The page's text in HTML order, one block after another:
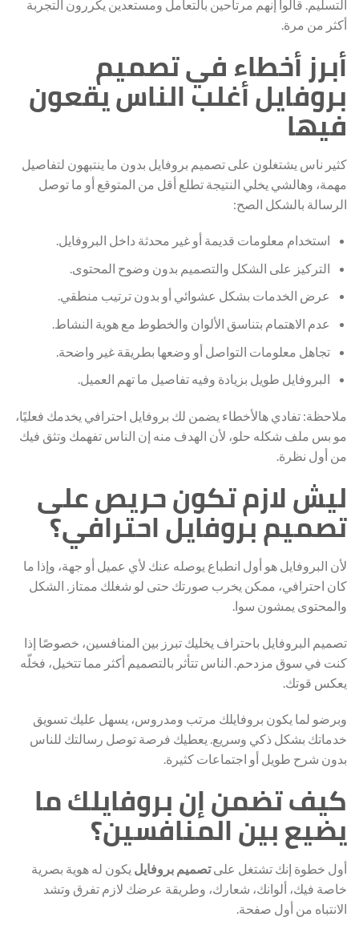
التسليم. قالوا إنهم مرتاحين بالتعامل ومستعدين يكررون التجربة
أكثر من مرة.
أبرز أخطاء في تصميم
بروفايل أغلب الناس يقعون
فيها
كثير ناس يشتغلون على تصميم بروفايل بدون ما ينتبهون لتفاصيل
مهمة، وهالشي يخلي النتيجة تطلع أقل من المتوقع أو ما توصل
الرسالة بالشكل الصح:
استخدام معلومات قديمة أو غير محدثة داخل البروفايل.
التركيز على الشكل والتصميم بدون وضوح المحتوى.
عرض الخدمات بشكل عشوائي أو بدون ترتيب منطقي.
عدم الاهتمام بتناسق الألوان والخطوط مع هوية النشاط.
تجاهل معلومات التواصل أو وضعها بطريقة غير واضحة.
البروفايل طويل بزيادة وفيه تفاصيل ما تهم العميل.
ملاحظة: تفادي هالأخطاء يضمن لك بروفايل احترافي يخدمك فعليًا،
مو بس ملف شكله حلو، لأن الهدف منه إن الناس تفهمك وتثق فيك
من أول نظرة.
ليش لازم تكون حريص على
تصميم بروفايل احترافي؟
لأن البروفايل هو أول انطباع يوصله عنك لأي عميل أو جهة، وإذا ما
كان احترافي، ممكن يخرب صورتك حتى لو شغلك ممتاز. الشكل
والمحتوى يمشون سوا.
تصميم البروفايل باحتراف يخليك تبرز بين المنافسين، خصوصًا إذا
كنت في سوق مزدحم. الناس تتأثر بالتصميم أكثر مما تتخيل، فخلّه
يعكس قوتك.
وبرضو لما يكون بروفايلك مرتب ومدروس، يسهل عليك تسويق
خدماتك بشكل ذكي وسريع. يعطيك فرصة توصل رسالتك للناس
بدون شرح طويل أو اجتماعات كثيرة.
كيف تضمن إن بروفايلك ما
يضيع بين المنافسين؟
أول خطوة إنك تشتغل علىتصميم بروفايل يكون له هوية بصرية
خاصة فيك، ألوانك، شعارك، وطريقة عرضك لازم تفرق وتشد
الانتباه من أول صفحة.